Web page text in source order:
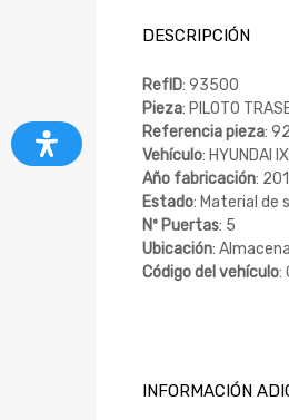
DESCRIPCIÓN
RefID: 93500
Pieza: PILOTO
Referencia pieza:
Vehículo: HYUNDAI
Año fabricación:
Estado: Material de
Nº Puertas: 5
Ubicación:
Código del vehículo:
INFORMACIÓN